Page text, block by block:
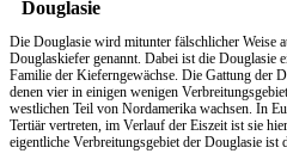
Douglasie
Die Douglasie wird mitunter fälschlicher Weise
Douglaskiefer genannt. Dabei ist die Douglasie
Familie der Kieferngewächse. Die Gattung der
denen vier in einigen wenigen
westlichen Teil von Nordamerika wachsen. In
Tertiär vertreten, im Verlauf der Eiszeit ist sie
eigentliche Verbreitungsgebiet der Douglasie ist